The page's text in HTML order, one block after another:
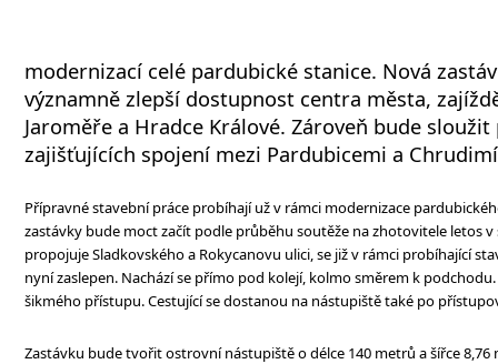
modernizací celé pardubické stanice. Nová
významně zlepší dostupnost centra města,
Jaroměře a Hradce Králové. Zároveň bude
zajišťujících spojení mezi Pardubicemi a
Přípravné stavební práce probíhají už v rámci modernizace
zastávky bude moct začít podle průběhu soutěže na zhotovitele letos
propojuje Sladkovského a Rokycanovu ulici, se již v rámci probíhající
nyní zaslepen. Nachází se přímo pod kolejí, kolmo směrem k
šikmého přístupu. Cestující se dostanou na nástupiště také po
Zastávku bude tvořit ostrovní nástupiště o délce 140 metrů a šířce